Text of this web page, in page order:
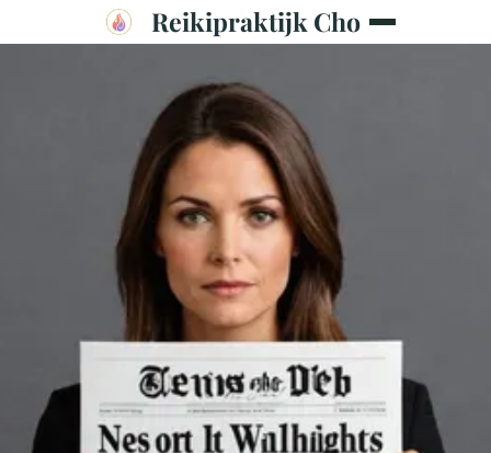
Reikipraktijk Cho